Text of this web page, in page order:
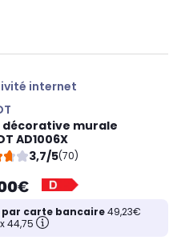
internet
décorative murale
AD1006X
3,7/5(70)
par carte bancaire49,23€
44,75